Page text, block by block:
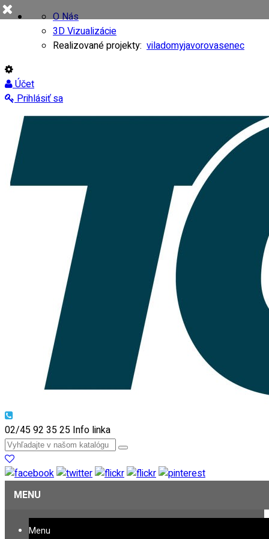
O Nás
3D Vizualizácie
Realizované projekty: viladomyjavorovasenec
Účet
Prihlásiť sa
02/45 92 35 25 Info linka
MENU
Menu